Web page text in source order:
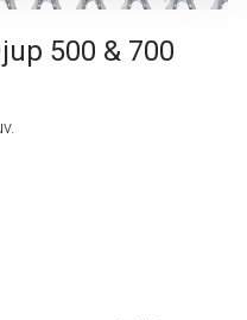
500 & 700